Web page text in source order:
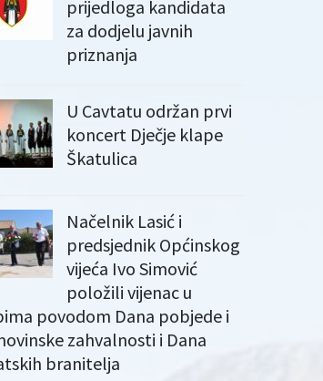
prijedloga kandidata
za dodjelu javnih
priznanja
U Cavtatu održan prvi
koncert Dječje klape
Škatulica
Načelnik Lasić i
predsjednik Općinskog
vijeća Ivo Simović
položili vijenac u
povodom Dana pobjede i
zahvalnosti i Dana
branitelja